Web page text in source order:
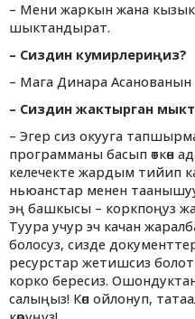
– Мени жаркын жана
шыктандырат.
– Сиздин кумирлериңиз?
– Мага Динара Асанованын
– Сиздин жактырган
– Эгер сиз окууга
программаны басып өткөн
келечекте жардым тийип
ньюанстар менен
эң башкысы – коркпоңуз
Туура учур эч качан
болосуз, сизде
ресурстар жетишсиз
корко бересиз.
салыңыз! Көп ойлонуп,